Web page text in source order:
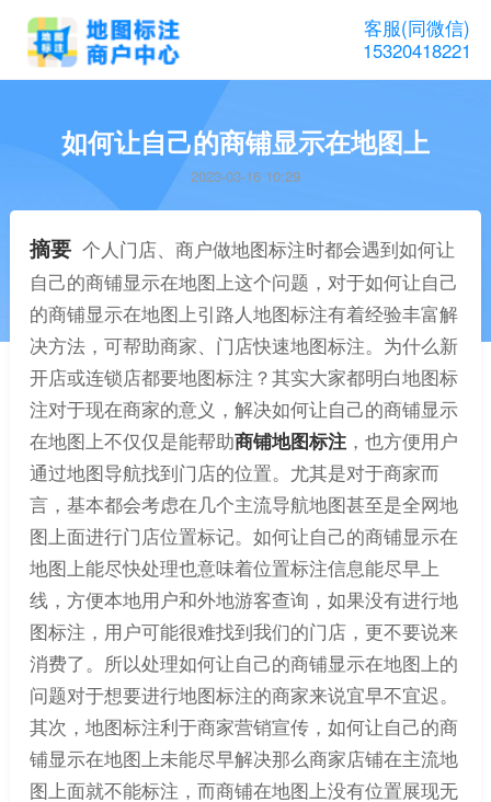
客服(同微信)
15320418221
如何让自己的商铺显示在地图上
2023-03-16 10:29
摘要 个人门店、商户做地图标注时都会遇到如何让
自己的商铺显示在地图上这个问题，对于如何让自己
的商铺显示在地图上引路人地图标注有着经验丰富解
决方法，可帮助商家、门店快速地图标注。为什么新
开店或连锁店都要地图标注？其实大家都明白地图标
注对于现在商家的意义，解决如何让自己的商铺显示
在地图上不仅仅是能帮助商铺地图标注，也方便用户
通过地图导航找到门店的位置。尤其是对于商家而
言，基本都会考虑在几个主流导航地图甚至是全网地
图上面进行门店位置标记。如何让自己的商铺显示在
地图上能尽快处理也意味着位置标注信息能尽早上
线，方便本地用户和外地游客查询，如果没有进行地
图标注，用户可能很难找到我们的门店，更不要说来
消费了。所以处理如何让自己的商铺显示在地图上的
问题对于想要进行地图标注的商家来说宜早不宜迟。
其次，地图标注利于商家营销宣传，如何让自己的商
铺显示在地图上未能尽早解决那么商家店铺在主流地
图上面就不能标注，而商铺在地图上没有位置展现无